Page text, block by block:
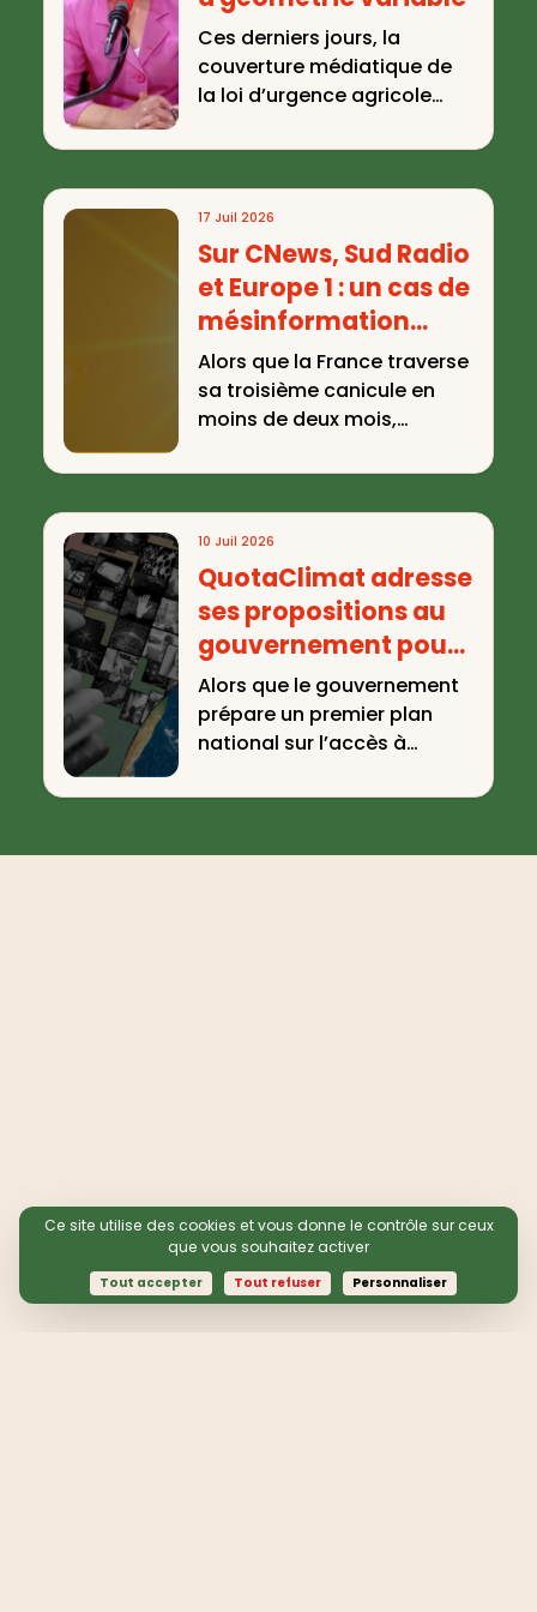
Ces derniers jours, la
couverture médiatique de
la loi d’urgence agricole
: les alertes des
scientifiques se ...
17 Juil 2026
Sur CNews, Sud Radio
et Europe 1 : un cas de
mésinformation
toutes les 20 minutes
dédiées au climat
pendant la vague de
Alors que la France traverse
sa troisième canicule en
moins de deux mois,
sur l’Écologie a identifié 62
cas ...
10 Juil 2026
QuotaClimat adresse
ses propositions au
gouvernement pour
le plan national sur
l’accès à
l’information
Alors que le gouvernement
prépare un premier plan
national sur l’accès à
l’environnement et le climat,
Ce site utilise des cookies et vous donne le contrôle sur ceux
que vous souhaitez activer
Tout accepter Tout refuser Personnaliser